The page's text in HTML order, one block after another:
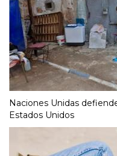
Naciones Unidas
Estados Unidos